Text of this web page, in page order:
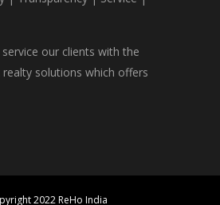
our clients with the
solutions which offers
2022 ReHo India